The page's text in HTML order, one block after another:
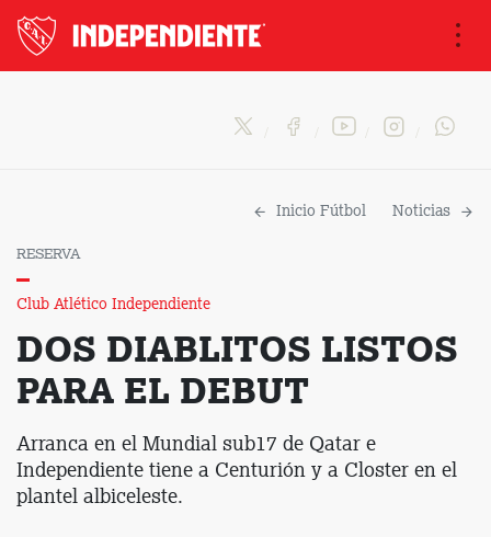
Noticias
Inicio Fútbol
RESERVA
Club Atlético Independiente
DOS DIABLITOS LISTOS
PARA EL DEBUT
Arranca en el Mundial sub17 de Qatar e
Independiente tiene a Centurión y a Closter en el
plantel albiceleste.